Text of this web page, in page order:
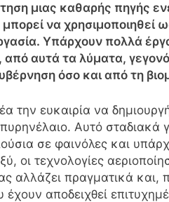
μιας καθαρής πηγής
να χρησιμοποιηθεί
Υπάρχουν πολλά
από αυτά τα λύματα,
όσο και από τη
την ευκαιρία να
Αυτό σταδιακά
σε φαινόλες και
οι τεχνολογίες
αλλάζει πραγματικά και,
αποδειχθεί